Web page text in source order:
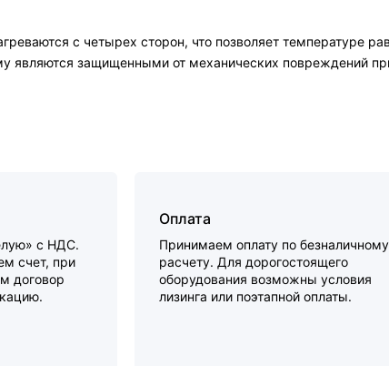
с четырех сторон, что позволяет температуре
являются защищенными от механических повреждений
с НДС.
счет, при
договор
Оплата
Принимаем оплату по безналичному
расчету. Для дорогостоящего
оборудования возможны условия
лизинга или поэтапной оплаты.